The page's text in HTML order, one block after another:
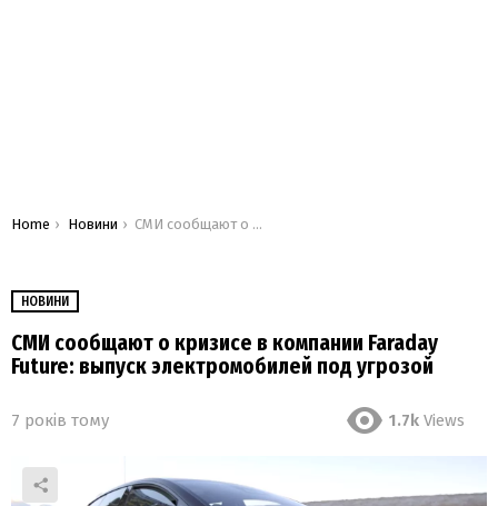
You are here:
Home Новини СМИ сообщают о кризисе в компании Faraday Future: выпуск электромобилей под угрозой
НОВИНИ
СМИ сообщают о кризисе в компании Faraday
Future: выпуск электромобилей под угрозой
7 років тому 1.7k Views